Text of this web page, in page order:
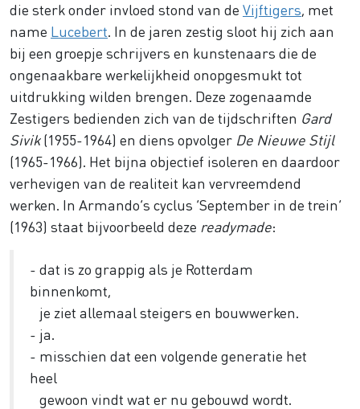
die sterk onder invloed stond van de Vijftigers , met
name Lucebert . In de jaren zestig sloot hij zich aan
bij een groepje schrijvers en kunstenaars die de
ongenaakbare werkelijkheid onopgesmukt tot
uitdrukking wilden brengen. Deze zogenaamde
Zestigers bedienden zich van de tijdschriften Gard
Sivik(1955-1964) en diens opvolger De Nieuwe Stijl
(1965-1966). Het bijna objectief isoleren en daardoor
verhevigen van de realiteit kan vervreemdend
werken. In Armando’s cyclus ‘September in de trein’
(1963) staat bijvoorbeeld deze readymade:
- dat is zo grappig als je Rotterdam
binnenkomt,
je ziet allemaal steigers en bouwwerken.
- ja.
- misschien dat een volgende generatie het
heel
gewoon vindt wat er nu gebouwd wordt.